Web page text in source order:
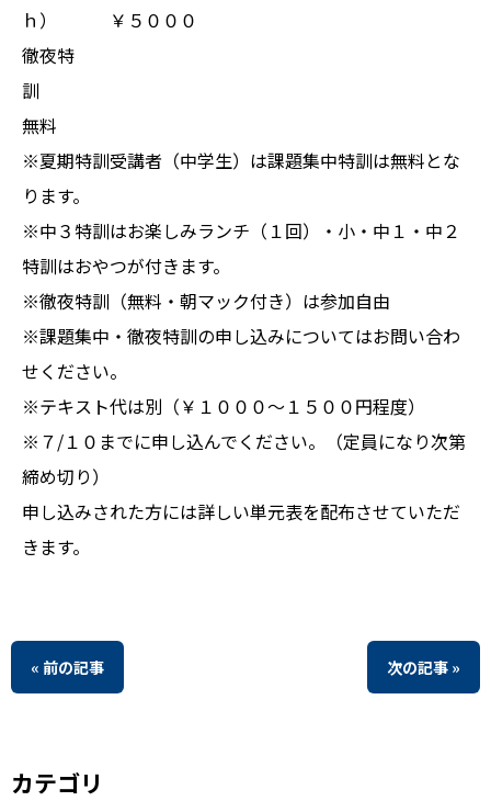
ｈ） ￥５０００
徹夜特
訓
無料
※夏期特訓受講者（中学生）は課題集中特訓は無料とな
ります。
※中３特訓はお楽しみランチ（１回）・小・中１・中２
特訓はおやつが付きます。
※徹夜特訓（無料・朝マック付き）は参加自由
※課題集中・徹夜特訓の申し込みについてはお問い合わ
せください。
※テキスト代は別（￥１０００〜１５００円程度）
※７/１０までに申し込んでください。（定員になり次第
締め切り）
申し込みされた方には詳しい単元表を配布させていただ
きます。
« 前の記事 次の記事 »
カテゴリ